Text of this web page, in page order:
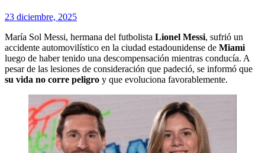
23 diciembre, 2025
María Sol Messi, hermana del futbolista Lionel Messi, sufrió un
accidente automovilístico en la ciudad estadounidense de Miami
luego de haber tenido una descompensación mientras conducía. A
pesar de las lesiones de consideración que padeció, se informó que
su vida no corre peligro y que evoluciona favorablemente.